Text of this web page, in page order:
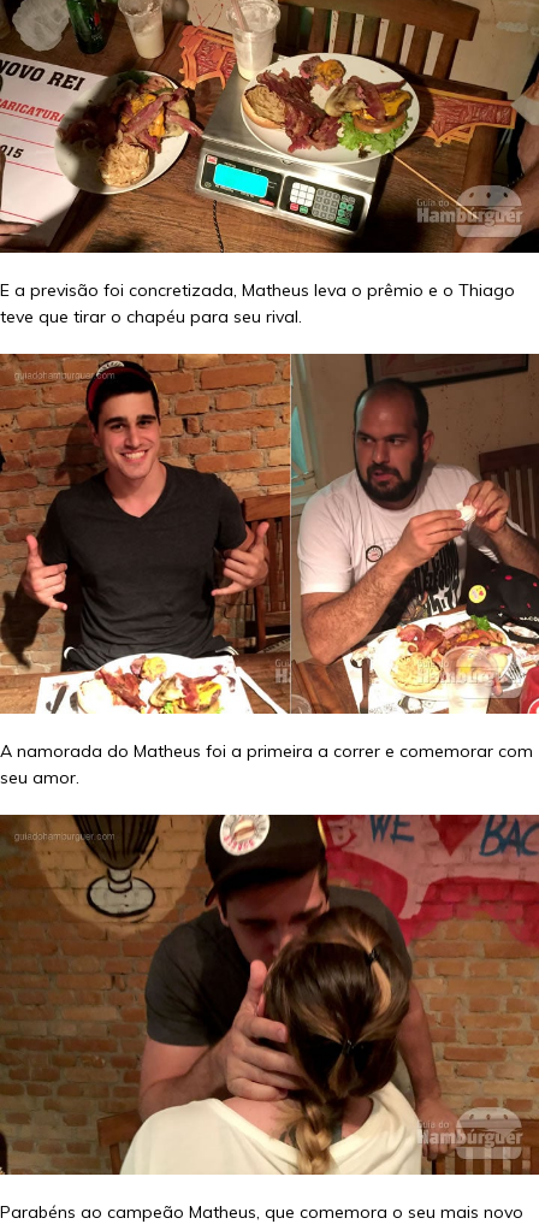
E a previsão foi concretizada, Matheus leva o prêmio e o Thiago
teve que tirar o chapéu para seu rival.
A namorada do Matheus foi a primeira a correr e comemorar com
seu amor.
Parabéns ao campeão Matheus, que comemora o seu mais novo